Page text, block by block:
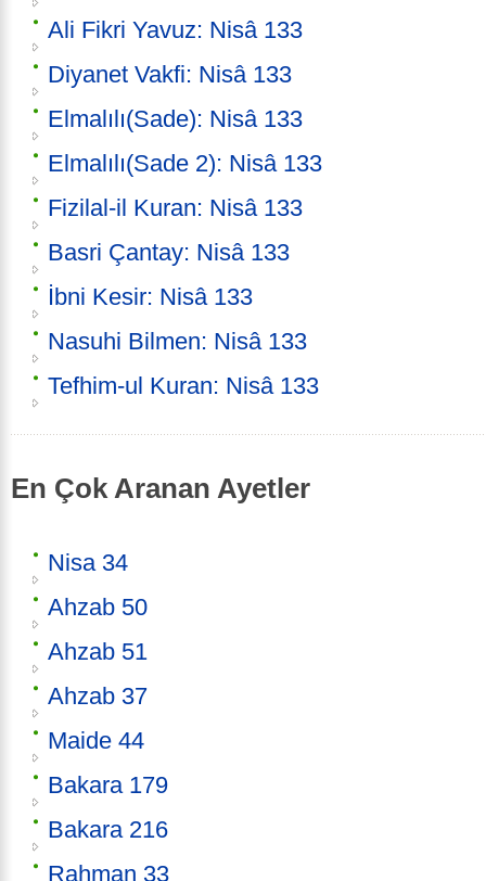
Ali Fikri Yavuz: Nisâ 133
Diyanet Vakfi: Nisâ 133
Elmalılı(Sade): Nisâ 133
Elmalılı(Sade 2): Nisâ 133
Fizilal-il Kuran: Nisâ 133
Basri Çantay: Nisâ 133
İbni Kesir: Nisâ 133
Nasuhi Bilmen: Nisâ 133
Tefhim-ul Kuran: Nisâ 133
En Çok Aranan Ayetler
Nisa 34
Ahzab 50
Ahzab 51
Ahzab 37
Maide 44
Bakara 179
Bakara 216
Rahman 33